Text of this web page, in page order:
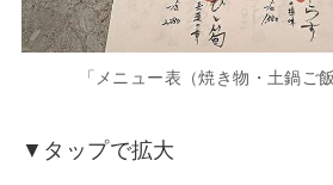
「メニュー表（焼き物・土鍋ご
▼タップで拡大